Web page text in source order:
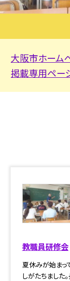
大阪市ホーム
掲載専用ペー
教職員研修会
夏休みが始まっ
しがたちました